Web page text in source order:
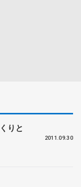
りと
2011.09.30